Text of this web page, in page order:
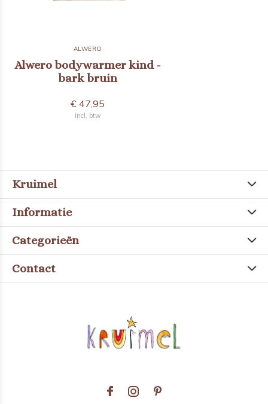
ALWERO
Alwero bodywarmer kind -
bark bruin
€ 47,95
Incl. btw
Kruimel
Informatie
Categorieën
Contact